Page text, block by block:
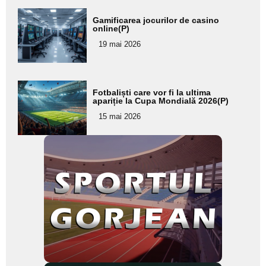
Adaugă
aici textul
pentru
subtitlu
Gamificarea jocurilor de casino
online(P)
19 mai 2026
Adaugă
aici textul
pentru
subtitlu
Fotbaliști care vor fi la ultima
apariție la Cupa Mondială 2026(P)
15 mai 2026